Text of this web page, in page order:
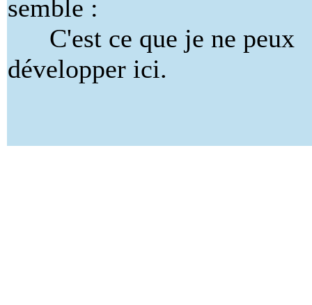
semble :
C'est ce que je ne peux
développer ici.